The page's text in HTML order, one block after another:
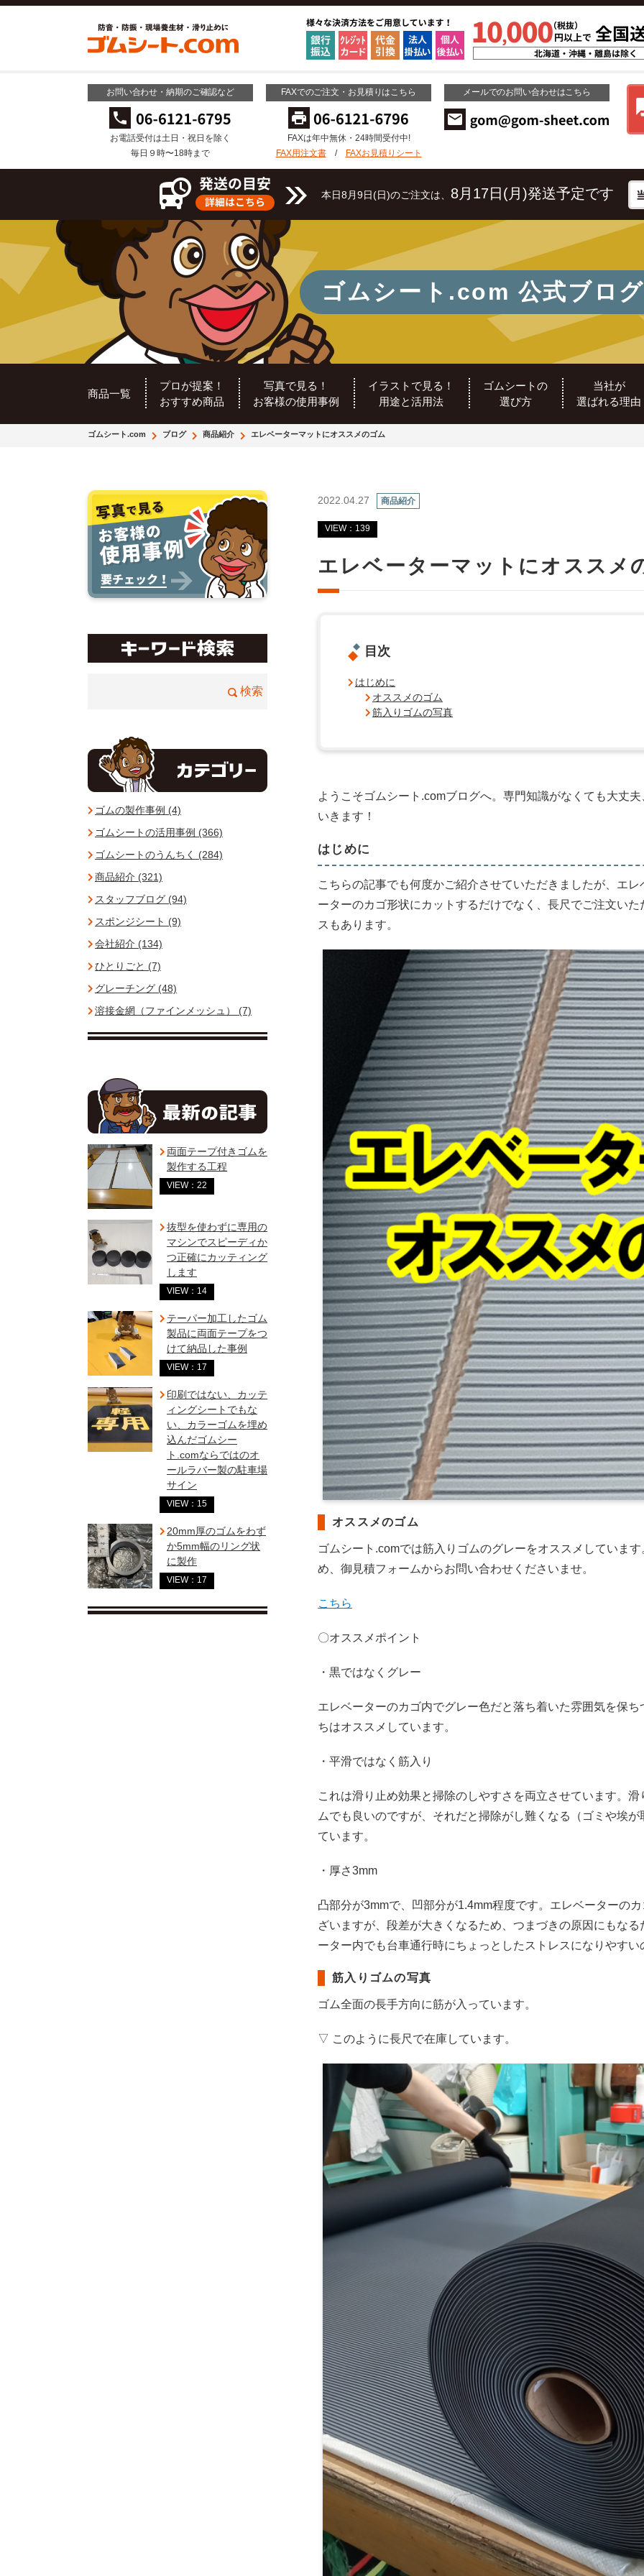
お問い合わせ・納期のご確認など
お電話受付は土日・祝日を除く
毎日９時〜18時まで
FAXでのご注文・お見積りはこちら
FAXは年中無休・24時間受付中!
FAX用注文書/ FAXお見積りシート
メールでのお問い合わせはこちら
本日8月9日(日)のご注文は、 8月17日(月)発送予定です
ゴムシート.com 公式ブログ
商品一覧
プロが提案！
おすすめ商品
写真で見る！
お客様の使用事例
イラストで見る！
用途と活用法
ゴムシートの
選び方
当社が
選ばれる理由
ゴムシート.com ブログ 商品紹介 エレベーターマットにオススメのゴム
2022.04.27 商品紹介
VIEW：139
エレベーターマットにオススメ
目次
はじめに
オススメのゴム
筋入りゴムの写真
ようこそゴムシート.comブログへ。専門知識がなくても大丈
いきます！
はじめに
こちらの記事でも何度かご紹介させていただきましたが、エ
ーターのカゴ形状にカットするだけでなく、長尺でご注文い
スもあります。
オススメのゴム
ゴムシート.comでは筋入りゴムのグレーをオススメしていま
め、御見積フォームからお問い合わせくださいませ。
こちら
〇オススメポイント
・黒ではなくグレー
エレベーターのカゴ内でグレー色だと落ち着いた雰囲気を保
ちはオススメしています。
・平滑ではなく筋入り
これは滑り止め効果と掃除のしやすさを両立させています。
ムでも良いのですが、それだと掃除がし難くなる（ゴミや埃
ています。
・厚さ3mm
凸部分が3mmで、凹部分が1.4mm程度です。エレベーターの
ざいますが、段差が大きくなるため、つまづきの原因にもな
ーター内でも台車通行時にちょっとしたストレスになりやすい
筋入りゴムの写真
ゴム全面の長手方向に筋が入っています。
▽ このように長尺で在庫しています。
ゴムの製作事例 (4)
ゴムシートの活用事例 (366)
ゴムシートのうんちく (284)
商品紹介 (321)
スタッフブログ (94)
スポンジシート (9)
会社紹介 (134)
ひとりごと (7)
グレーチング (48)
溶接金網（ファインメッシュ） (7)
両面テープ付きゴムを
製作する工程
VIEW：22
抜型を使わずに専用の
マシンでスピーディか
つ正確にカッティング
します
VIEW：14
テーパー加工したゴム
製品に両面テープをつ
けて納品した事例
VIEW：17
印刷ではない、カッテ
ィングシートでもな
い、カラーゴムを埋め
込んだゴムシー
ト.comならではのオ
ールラバー製の駐車場
サイン
VIEW：15
20mm厚のゴムをわず
か5mm幅のリング状
に製作
VIEW：17